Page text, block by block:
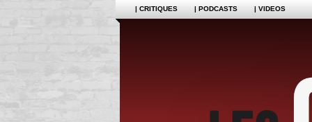
| CRITIQUES | PODCASTS | VIDEOS